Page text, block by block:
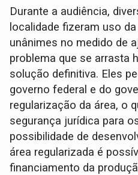
Durante a audiência,
localidade fizeram uso
unânimes no medido de
problema que se arrasta
solução definitiva. Eles
governo federal e do
regularização da área, o
segurança jurídica para
possibilidade de
área regularizada é
financiamento da